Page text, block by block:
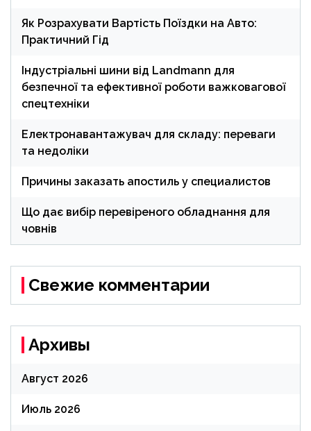
Як Розрахувати Вартість Поїздки на Авто:
Практичний Гід
Індустріальні шини від Landmann для
безпечної та ефективної роботи важковагової
спецтехніки
Електронавантажувач для складу: переваги
та недоліки
Причины заказать апостиль у специалистов
Що дає вибір перевіреного обладнання для
човнів
Свежие комментарии
Архивы
Август 2026
Июль 2026